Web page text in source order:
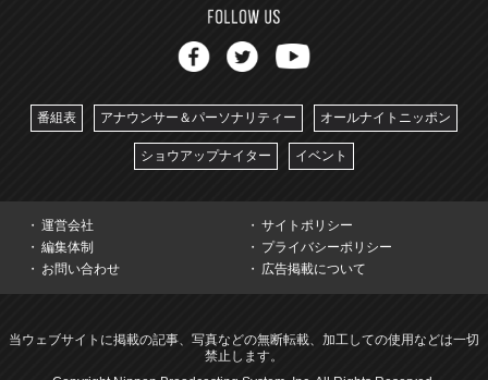
番組表 アナウンサー＆パーソナリティー オールナイトニッポン
ショウアップナイター イベント
運営会社
サイトポリシー
編集体制
プライバシーポリシー
お問い合わせ
広告掲載について
当ウェブサイトに掲載の記事、写真などの無断転載、加工しての使用などは一切
禁止します。